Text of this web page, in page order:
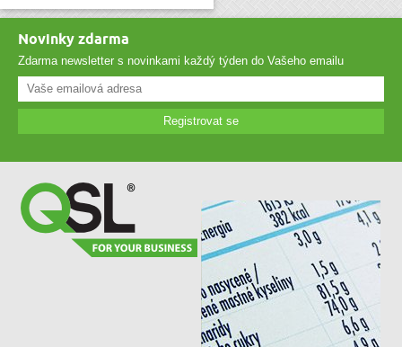
Novinky zdarma
Zdarma newsletter s novinkami každý týden do Vašeho emailu
Registrovat se